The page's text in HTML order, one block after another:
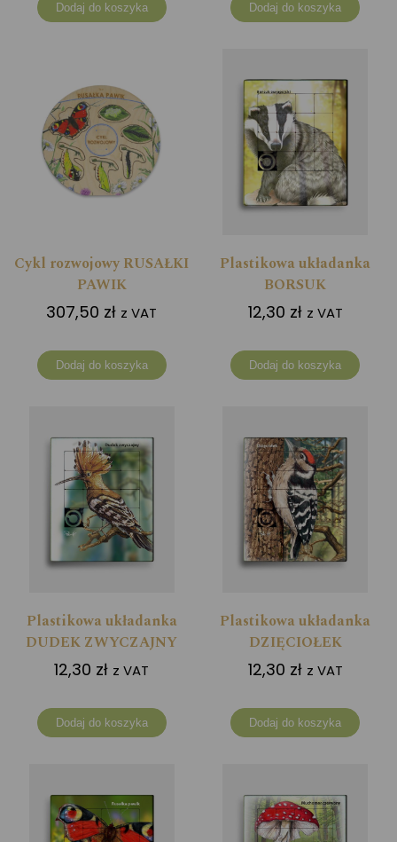
Dodaj do koszyka Dodaj do koszyka
Cykl rozwojowy RUSAŁKI
PAWIK
307,50 zł z VAT
Dodaj do koszyka
Plastikowa układanka
BORSUK
12,30 zł z VAT
Dodaj do koszyka
Plastikowa układanka
DUDEK ZWYCZAJNY
12,30 zł z VAT
Dodaj do koszyka
Plastikowa układanka
DZIĘCIOŁEK
12,30 zł z VAT
Dodaj do koszyka